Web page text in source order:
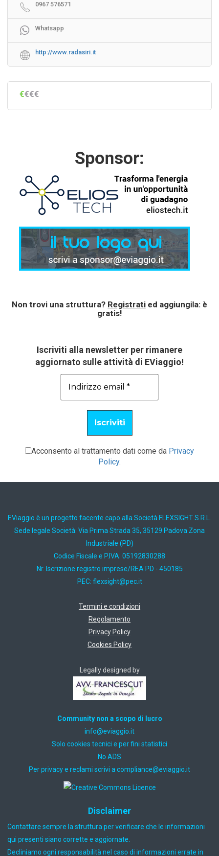
0967 576571
Whatsapp
http://www.radasiri.it
€€€€
Sponsor:
Non trovi una struttura? Registrati ed aggiungila: è
gratis!
Iscriviti alla newsletter per rimanere
aggiornato sulle attività di EViaggio!
Acconsento al trattamento dati come da Privacy
Policy.
EViaggio è un progetto facente capo alla Società FLEXSIGHT S.R.L.
Sede legale Società: Via Prima Strada 35, 35129 Padova Zona
Industriale (PD)
Codice Fiscale e P.IVA: 05192830288
Nr. Iscrizione registro imprese/REA PD - 450185
PEC: ti.cep@thgisxelf
Termini e condizioni
Regolamento
Privacy Policy
Cookies Policy
Legally designed by
Community non a scopo di lucro
ti.oiggaive@ofni
Solo cookies tecnici e per fini statistici
No ADS
Per privacy e reclami scrivi a ti.oiggaive@ecnailpmoc
Disclaimer
Contattare sempre la struttura per verificare che le informazioni
qui presenti siano corrette e aggiornate.
Decliniamo ogni responsabilità nel caso di informazioni errate in